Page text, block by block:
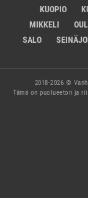
KUOPIO
MIKKELI
SALO
2018-2026 ©
Tämä on puolueeton ja